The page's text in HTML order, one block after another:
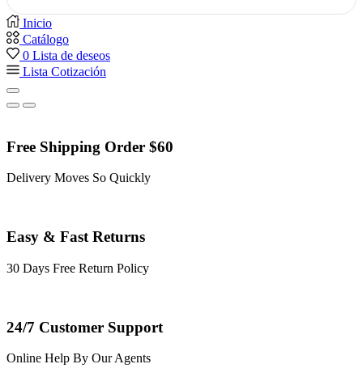
Inicio
Catálogo
0 Lista de deseos
Lista Cotización
Free Shipping Order $60
Delivery Moves So Quickly
Easy & Fast Returns
30 Days Free Return Policy
24/7 Customer Support
Online Help By Our Agents